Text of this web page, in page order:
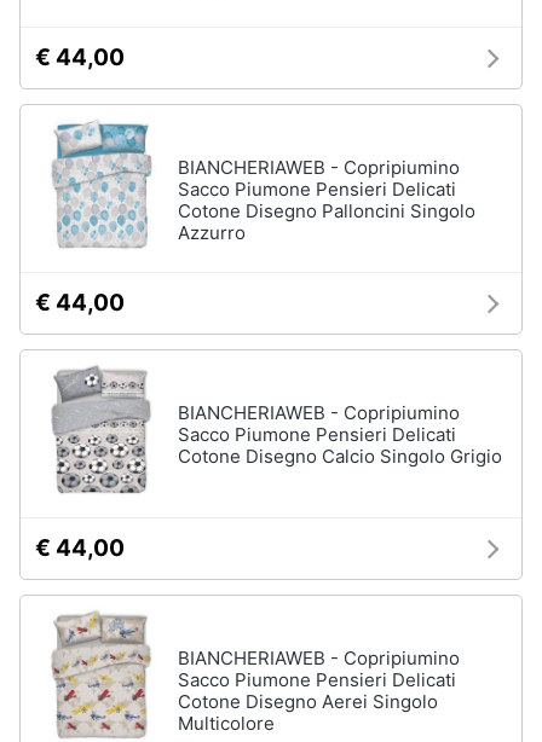
€ 44,00
BIANCHERIAWEB - Copripiumino
Sacco Piumone Pensieri Delicati
Cotone Disegno Palloncini Singolo
Azzurro
€ 44,00
BIANCHERIAWEB - Copripiumino
Sacco Piumone Pensieri Delicati
Cotone Disegno Calcio Singolo Grigio
€ 44,00
BIANCHERIAWEB - Copripiumino
Sacco Piumone Pensieri Delicati
Cotone Disegno Aerei Singolo
Multicolore